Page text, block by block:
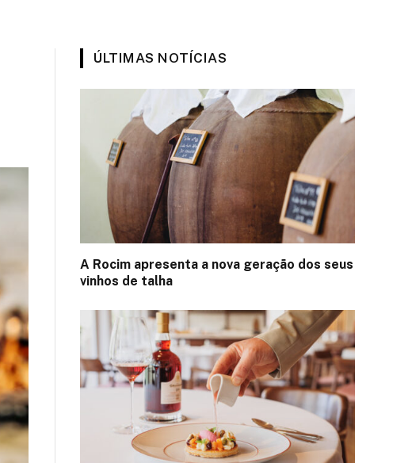
ÚLTIMAS NOTÍCIAS
A Rocim apresenta a nova geração dos seus
vinhos de talha